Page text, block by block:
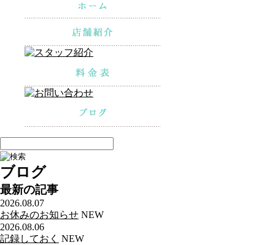
ブログ
最新の記事
2026.08.07
お休みのお知らせ NEW
2026.08.06
記録しておく NEW